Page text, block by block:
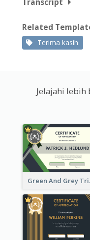
Related
Terima kasih
Jelajahi lebih